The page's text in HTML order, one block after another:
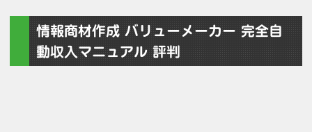
情報商材作成 バリューメーカー 完全自
動収入マニュアル 評判